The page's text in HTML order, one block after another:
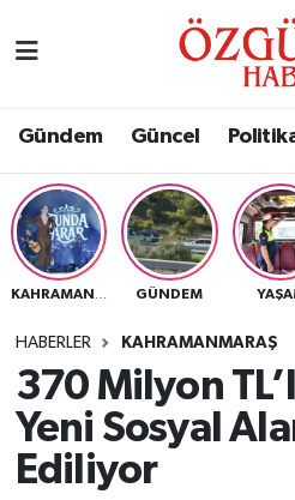
Gündem Güncel
GÜNDEM
HABERLER KAHRAMANMARAŞ
370 Milyon
Yeni Sosyal
Ediliyor
Eğitim
Ekonomi
Güncel
Gündem
Magazin
Nöbetçi Eczaneler
Namaz Vakitleri
Trafik Durumu
Süper Lig Puan Durumu
Tüm Manşetler
Son Dakika Haberleri